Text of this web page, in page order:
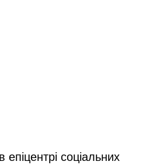
епіцентрі соціальних